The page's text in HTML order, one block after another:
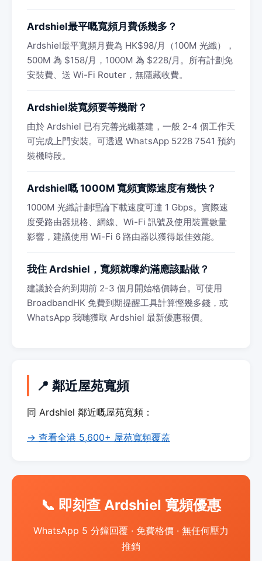
Ardshiel最平嘅寬頻月費係幾多？
Ardshiel最平寬頻月費為 HK$98/月（100M 光纖），
500M 為 $158/月，1000M 為 $228/月。所有計劃免
安裝費、送 Wi-Fi Router，無隱藏收費。
Ardshiel裝寬頻要等幾耐？
由於 Ardshiel 已有完善光纖基建，一般 2-4 個工作天
可完成上門安裝。可透過 WhatsApp 5228 7541 預約
裝機時段。
Ardshiel嘅 1000M 寬頻實際速度有幾快？
1000M 光纖計劃理論下載速度可達 1 Gbps。實際速
度受路由器規格、網線、Wi-Fi 訊號及使用裝置數量
影響，建議使用 Wi-Fi 6 路由器以獲得最佳效能。
我住 Ardshiel，寬頻就嚟約滿應該點做？
建議於合約到期前 2-3 個月開始格價轉台。可使用
BroadbandHK 免費到期提醒工具計算慳幾多錢，或
WhatsApp 我哋獲取 Ardshiel 最新優惠報價。
📍 鄰近屋苑寬頻
同 Ardshiel 鄰近嘅屋苑寬頻：
→ 查看全港 5,600+ 屋苑寬頻覆蓋
📞 即刻查 Ardshiel 寬頻優惠
WhatsApp 5 分鐘回覆 · 免費格價 · 無任何壓力
推銷